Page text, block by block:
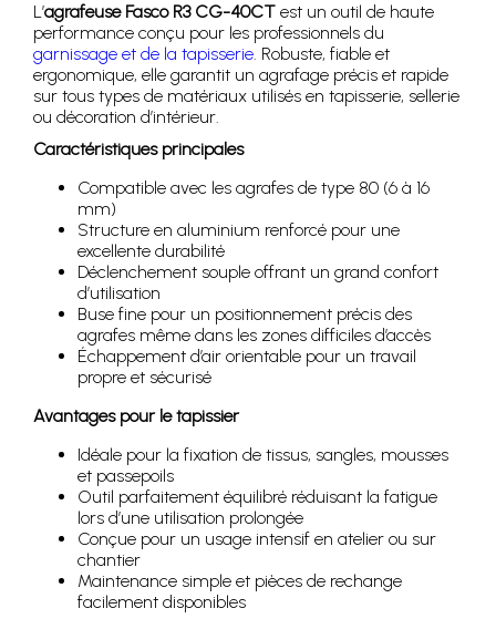
L’agrafeuse Fasco R3 CG-40CT est un outil de haute
performance conçu pour les professionnels du
garnissage et de la tapisserie. Robuste, fiable et
ergonomique, elle garantit un agrafage précis et rapide
sur tous types de matériaux utilisés en tapisserie, sellerie
ou décoration d’intérieur.
Caractéristiques principales
Compatible avec les agrafes de type 80 (6 à 16
mm)
Structure en aluminium renforcé pour une
excellente durabilité
Déclenchement souple offrant un grand confort
d’utilisation
Buse fine pour un positionnement précis des
agrafes même dans les zones difficiles d’accès
Échappement d’air orientable pour un travail
propre et sécurisé
Avantages pour le tapissier
Idéale pour la fixation de tissus, sangles, mousses
et passepoils
Outil parfaitement équilibré réduisant la fatigue
lors d’une utilisation prolongée
Conçue pour un usage intensif en atelier ou sur
chantier
Maintenance simple et pièces de rechange
facilement disponibles